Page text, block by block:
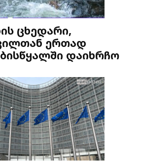
ცხედარი,
ერთად
დაიხრჩო